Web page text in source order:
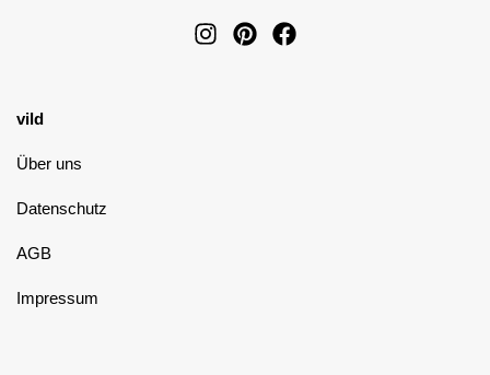
vild
Über uns
Datenschutz
AGB
Impressum